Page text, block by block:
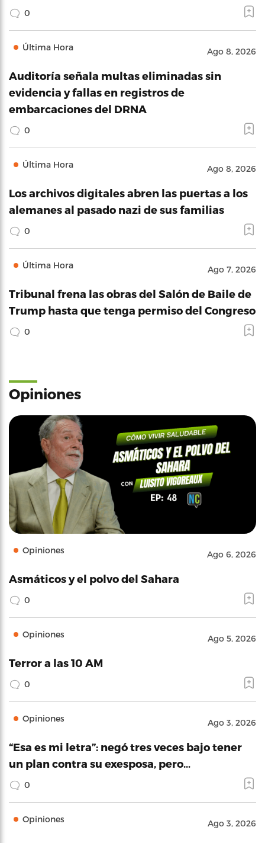
0
Última Hora Ago 8, 2026
Auditoría señala multas eliminadas sin
evidencia y fallas en registros de
embarcaciones del DRNA
0
Última Hora Ago 8, 2026
Los archivos digitales abren las puertas a los
alemanes al pasado nazi de sus familias
0
Última Hora Ago 7, 2026
Tribunal frena las obras del Salón de Baile de
Trump hasta que tenga permiso del Congreso
0
Opiniones
Opiniones Ago 6, 2026
Asmáticos y el polvo del Sahara
0
Opiniones Ago 5, 2026
Terror a las 10 AM
0
Opiniones Ago 3, 2026
“Esa es mi letra”: negó tres veces bajo tener
un plan contra su exesposa, pero…
0
Opiniones Ago 3, 2026